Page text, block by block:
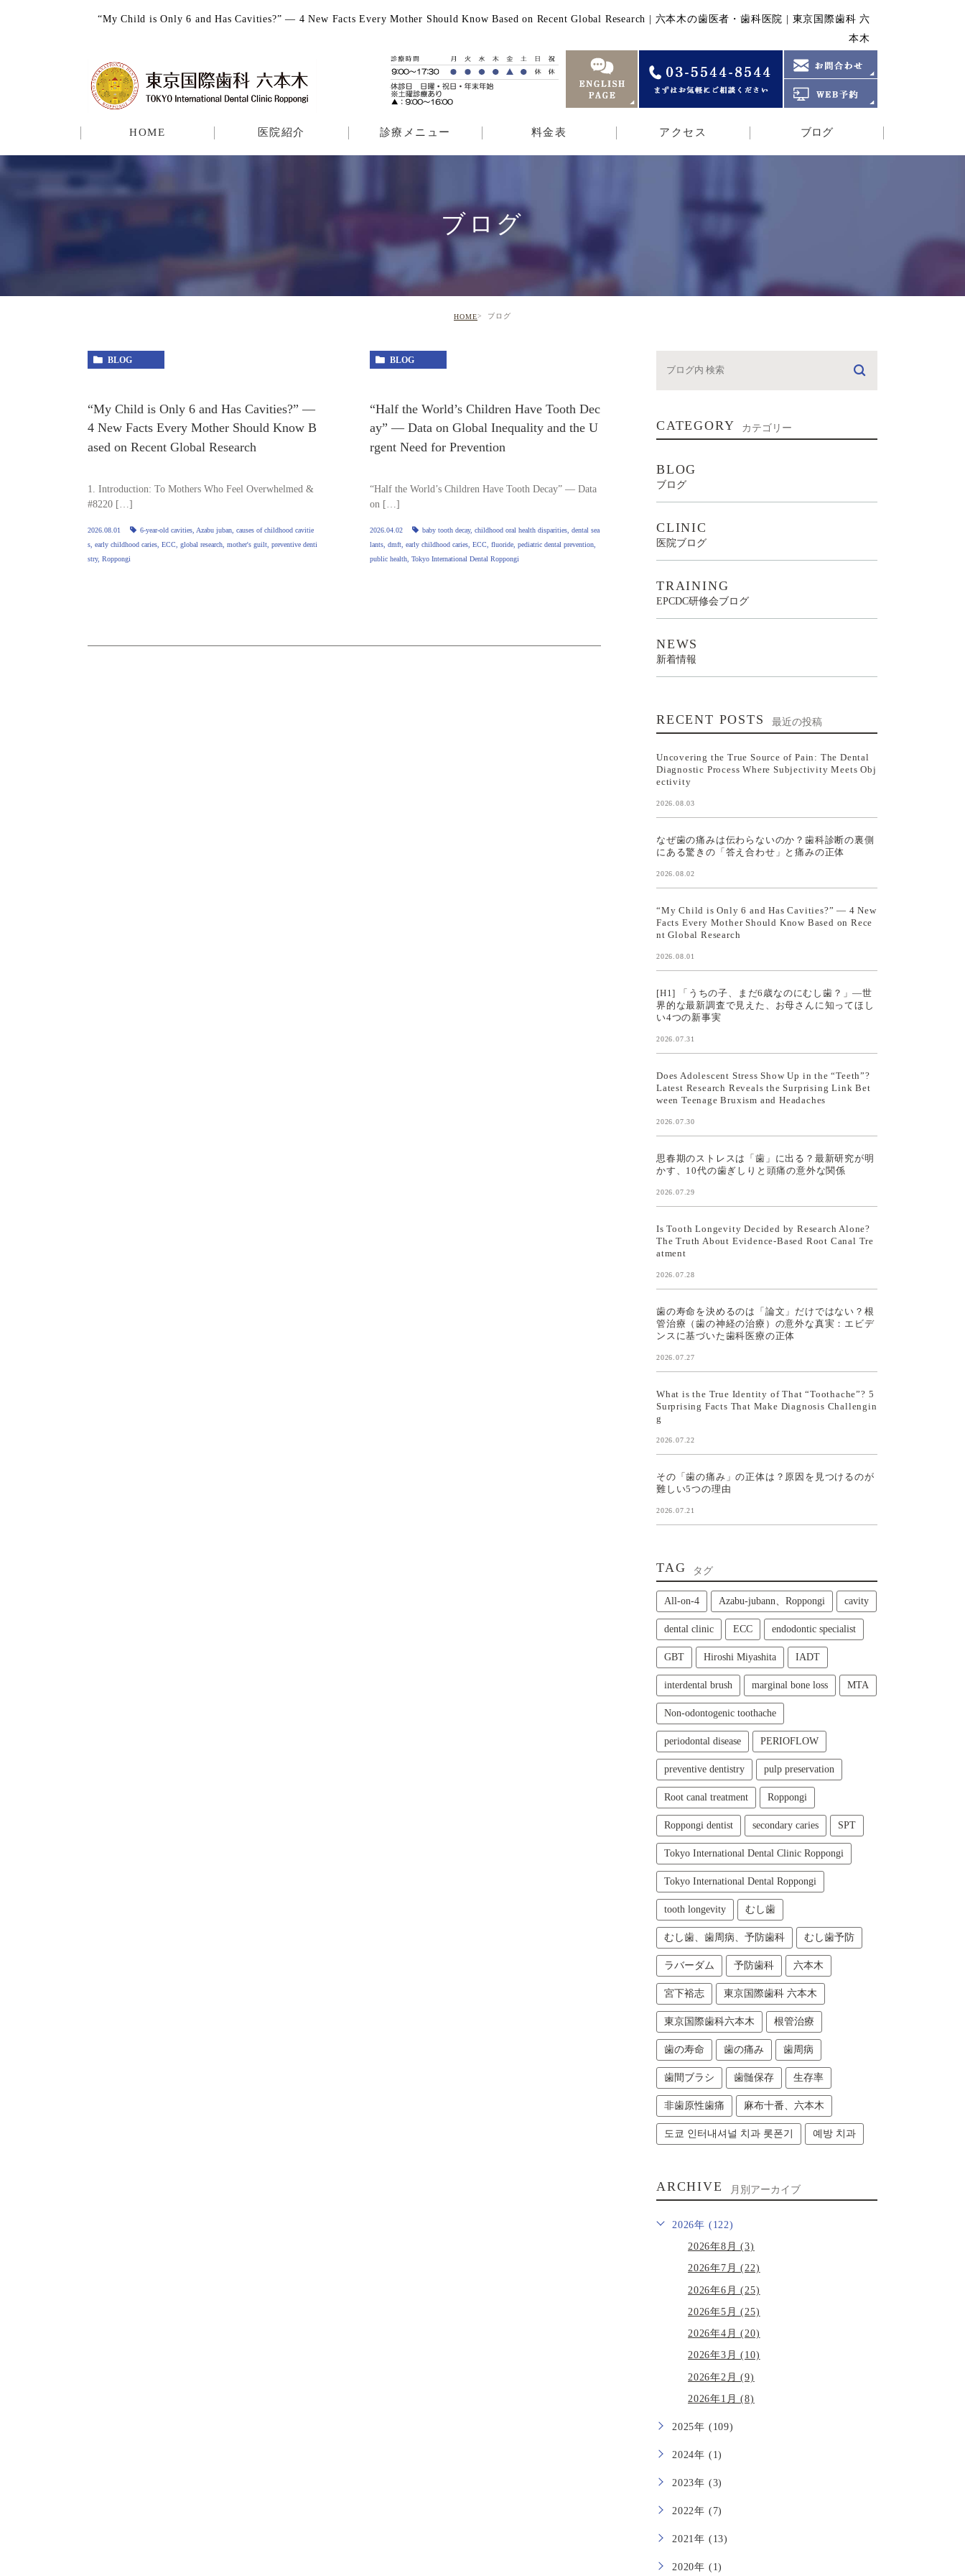
“My Child is Only 6 and Has Cavities?” — 4 New Facts Every Mother Should Know Based on Recent Global Research | 六本木の歯医者・歯科医院 | 東京国際歯科 六
本木
HOME 医院紹介 診療メニュー 料金表 アクセス ブログ
ブログ
HOME ブログ
BLOG
“My Child is Only 6 and Has Cavities?” —
4 New Facts Every Mother Should Know B
ased on Recent Global Research
1. Introduction: To Mothers Who Feel Overwhelmed &
#8220 […]
2026.08.01 6-year-old cavities Azabu juban causes of childhood cavitie
s early childhood caries ECC global research mother's guilt preventive denti
stry, Roppongi
BLOG
“Half the World’s Children Have Tooth Dec
ay” — Data on Global Inequality and the U
rgent Need for Prevention
“Half the World’s Children Have Tooth Decay” — Data
on […]
2026.04.02 baby tooth decay,childhood oral health disparities ,dental sea
lants ,dmft ,early childhood caries ,ECC ,fluoride ,pediatric dental prevention
public health ,Tokyo International Dental Roppongi
CATEGORY カテゴリー
BLOG
ブログ
CLINIC
医院ブログ
TRAINING
EPCDC研修会ブログ
NEWS
新着情報
RECENT POSTS 最近の投稿
Uncovering the True Source of Pain: The Dental
Diagnostic Process Where Subjectivity Meets Obj
ectivity
2026.08.03
なぜ歯の痛みは伝わらないのか？歯科診断の裏側
にある驚きの「答え合わせ」と痛みの正体
2026.08.02
“My Child is Only 6 and Has Cavities?” — 4 New
Facts Every Mother Should Know Based on Rece
nt Global Research
2026.08.01
[H1] 「うちの子、まだ6歳なのにむし歯？」—世
界的な最新調査で見えた、お母さんに知ってほし
い4つの新事実
2026.07.31
Does Adolescent Stress Show Up in the “Teeth”?
Latest Research Reveals the Surprising Link Bet
ween Teenage Bruxism and Headaches
2026.07.30
思春期のストレスは「歯」に出る？最新研究が明
かす、10代の歯ぎしりと頭痛の意外な関係
2026.07.29
Is Tooth Longevity Decided by Research Alone?
The Truth About Evidence-Based Root Canal Tre
atment
2026.07.28
歯の寿命を決めるのは「論文」だけではない？根
管治療（歯の神経の治療）の意外な真実：エビデ
ンスに基づいた歯科医療の正体
2026.07.27
What is the True Identity of That “Toothache”? 5
Surprising Facts That Make Diagnosis Challengin
g
2026.07.22
その「歯の痛み」の正体は？原因を見つけるのが
難しい5つの理由
2026.07.21
TAG タグ
All‑on‑4 Azabu-jubann、Roppongi cavity
dental clinic ECC endodontic specialist
GBT Hiroshi Miyashita IADT
interdental brush marginal bone loss MTA
Non-odontogenic toothache
periodontal disease PERIOFLOW
preventive dentistry pulp preservation
Root canal treatment Roppongi
Roppongi dentist secondary caries SPT
Tokyo International Dental Clinic Roppongi
Tokyo International Dental Roppongi
tooth longevity むし歯
むし歯、歯周病、予防歯科 むし歯予防
ラバーダム 予防歯科 六本木
宮下裕志 東京国際歯科 六本木
東京国際歯科六本木 根管治療
歯の寿命 歯の痛み 歯周病
歯間ブラシ 歯髄保存 生存率
非歯原性歯痛 麻布十番、六本木
도쿄 인터내셔널 치과 롯폰기 예방 치과
ARCHIVE 月別アーカイブ
2026年 (122)
2026年8月 (3)
2026年7月 (22)
2026年6月 (25)
2026年5月 (25)
2026年4月 (20)
2026年3月 (10)
2026年2月 (9)
2026年1月 (8)
2025年 (109)
2024年 (1)
2023年 (3)
2022年 (7)
2021年 (13)
2020年 (1)